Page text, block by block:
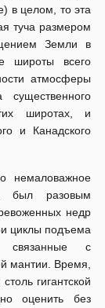
в целом, то эта
туча размером
Земли в
широты всего
атмосферы
широтах, и
и Канадского
немаловажное
был разовым
недр
циклы подъема
связанные с
мантии. Время,
гигантской
оценить без